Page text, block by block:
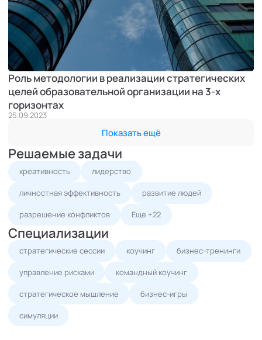
Роль методологии в реализации стратегических
целей образовательной организации на 3-х
горизонтах
25.09.2023
Показать ещё
Решаемые задачи
креативность лидерство
личностная эффективность развитие людей
разрешение конфликтов Еще +22
Специализации
стратегические сессии коучинг бизнес-тренинги
управление рисками командный коучинг
стратегическое мышление бизнес-игры
симуляции